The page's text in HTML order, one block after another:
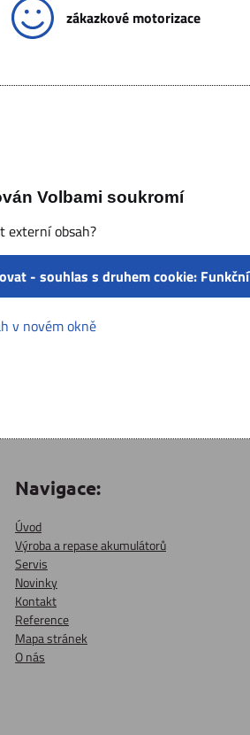
zákazkové motorizace
Volbami soukromí
externí obsah?
- souhlas s druhem cookie: Funkční
v novém okně
Navigace:
Úvod
Výroba a repase akumulátorů
Servis
Novinky
Kontakt
Reference
Mapa stránek
O nás